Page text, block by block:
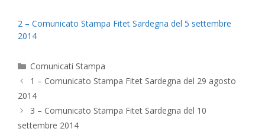
2 – Comunicato Stampa Fitet Sardegna del 5 settembre
2014
Categorie
Comunicati Stampa
1 – Comunicato Stampa Fitet Sardegna del 29 agosto
2014
3 – Comunicato Stampa Fitet Sardegna del 10
settembre 2014